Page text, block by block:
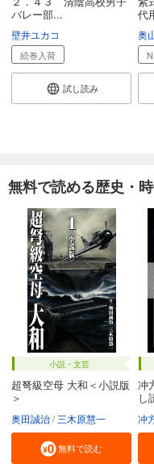
バレー部...
壁井ユカコ
続巻入荷
試し読み
代
奥
無料で読める歴史・
小説・文芸
超弩級空母 大和＜小説版
＞
奥田誠治 三木原慧一
無料で読む
冲
し
冲